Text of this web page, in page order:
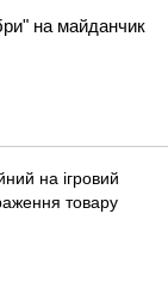
на майданчик